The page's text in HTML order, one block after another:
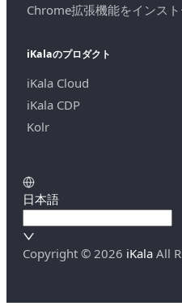
Chrome拡張機能をインス
iKalaのプロダクト
iKala Cloud
iKala CDP
Kolr
日本語
Copyright © 2026 iKala All